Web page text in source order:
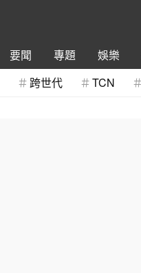
要聞 專題 娛樂
跨世代 TCN